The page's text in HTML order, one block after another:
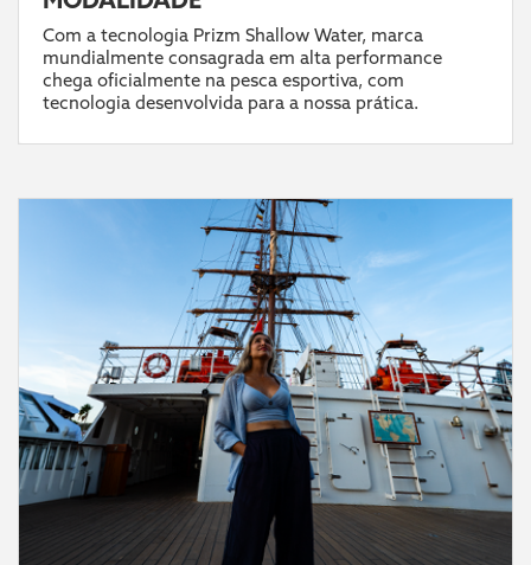
Com a tecnologia Prizm Shallow Water, marca
mundialmente consagrada em alta performance
chega oficialmente na pesca esportiva, com
tecnologia desenvolvida para a nossa prática.